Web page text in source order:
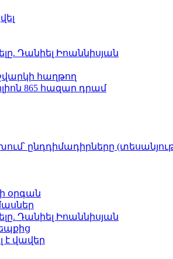
Դանիել Իոաննիսյան
հաղթող
865 հազար դրամ
ընդդիմադիրները
օրգան
Դանիել Իոաննիսյան
է վավեր